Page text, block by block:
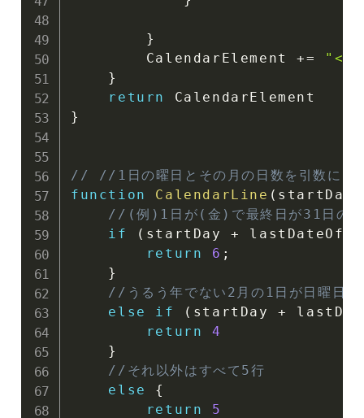
}
        CalendarElement
+=
"</
}
return
}
// //1日の曜日とその月の日数を引数にし
function
CalendarLine ( startDay
//(例)1日が(金)で最終日が31日の
if
( startDay +
return
6 ;
}
//うるう年でない2月の1日が日曜日の
else
if ( startDay +
return
4
}
//それ以外はすべて5行
else
{
return
5